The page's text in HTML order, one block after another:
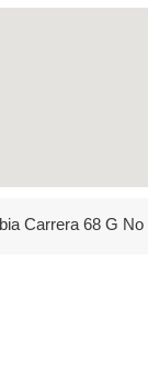
Carrera 68 G